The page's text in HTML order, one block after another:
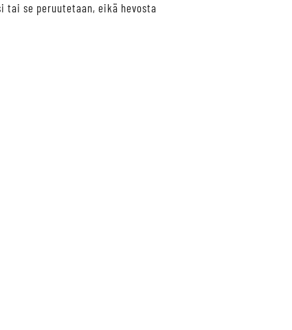
tai se peruutetaan, eikä hevosta